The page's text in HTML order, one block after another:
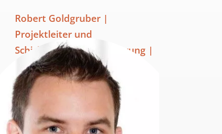
Robert Goldgruber |
Projektleiter und
Schichtplanimplementierung |
Frutura